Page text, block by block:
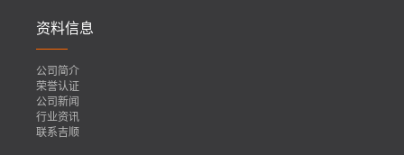
资料信息
公司简介
荣誉认证
公司新闻
行业资讯
联系吉顺